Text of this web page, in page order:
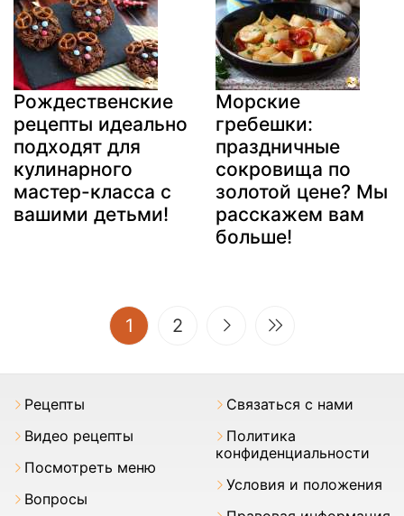
Рождественские
рецепты идеально
подходят для
кулинарного
мастер-класса с
вашими детьми!
Морские
гребешки:
праздничные
сокровища по
золотой цене? Мы
расскажем вам
больше!
1 (current)
2
Pецепты
Видео рецепты
Посмотреть меню
Вопросы
Связаться с нами
Политика
конфиденциальности
Условия и положения